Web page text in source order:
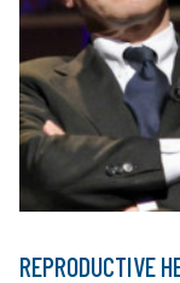
REPRODUCTIVE